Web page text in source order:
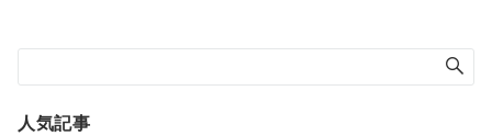
人気記事